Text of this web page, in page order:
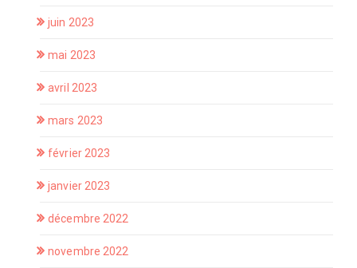
juin 2023
mai 2023
avril 2023
mars 2023
février 2023
janvier 2023
décembre 2022
novembre 2022